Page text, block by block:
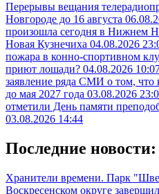
Перерывы вещания
Новгороде до 16 августа
произошла сегодня в Нижнем
Новая Кузнечиха 04.08.2026
пожара в конно-спортивном
приют лошади? 04.08.2026
заявление ряда СМИ о том, что
до мая 2027 года 03.08.2026
отметили День памяти
03.08.2026 14:44
Последние новости:
Хранители времени. Парк
Воскресенском округе